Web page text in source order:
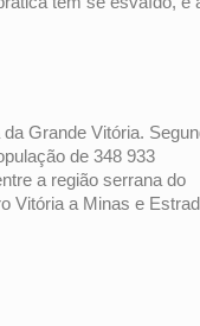
Grande Vitória.
de 348 933
a região serrana do
Vitória a Minas e